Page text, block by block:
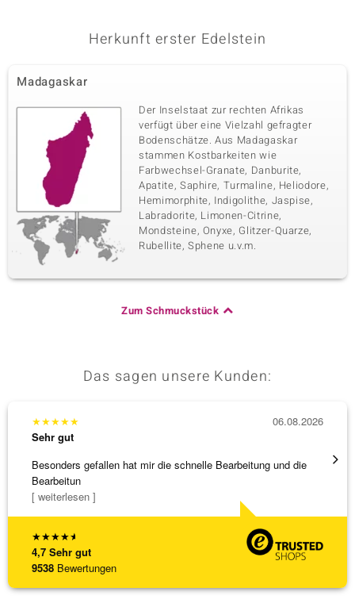
Herkunft erster Edelstein
Madagaskar
Der Inselstaat zur rechten Afrikas
verfügt über eine Vielzahl gefragter
Bodenschätze. Aus Madagaskar
stammen Kostbarkeiten wie
Farbwechsel-Granate, Danburite,
Apatite, Saphire, Turmaline, Heliodore,
Hemimorphite, Indigolithe, Jaspise,
Labradorite, Limonen-Citrine,
Mondsteine, Onyxe, Glitzer-Quarze,
Rubellite, Sphene u.v.m.
Zum Schmuckstück
Das sagen unsere Kunden:
★★★★★
4,7 Sehr gut
9538 Bewertungen
★★★★★
Sehr gut
Besonders gefallen hat mir die schnelle Bearbeitung und die
Bearbeitun
[ weiterlesen ]
06.08.2026
Top